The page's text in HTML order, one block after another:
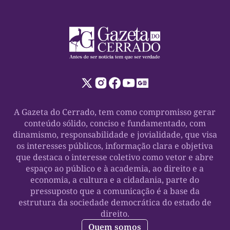
A Gazeta do Cerrado, tem como compromisso gerar
conteúdo sólido, conciso e fundamentado, com
dinamismo, responsabilidade e jovialidade, que visa
os interesses públicos, informação clara e objetiva
que destaca o interesse coletivo como vetor e abre
espaço ao público e à academia, ao direito e a
economia, a cultura e a cidadania, parte do
pressuposto que a comunicação é a base da
estrutura da sociedade democrática do estado de
direito.
Quem somos